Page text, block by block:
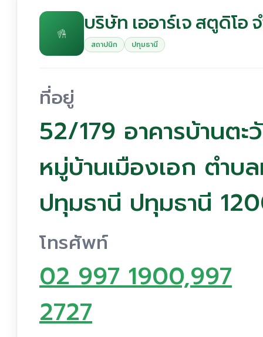
บริษัท เออาร์เจ สตูดิโอ
สถาปนิก ปทุมธานี
ที่อยู่
52/179 อาคารบ้านต
หมู่บ้านเมืองเอก ตำบ
ปทุมธานี ปทุมธานี
โทรศัพท์
02 997 1900,997
2727